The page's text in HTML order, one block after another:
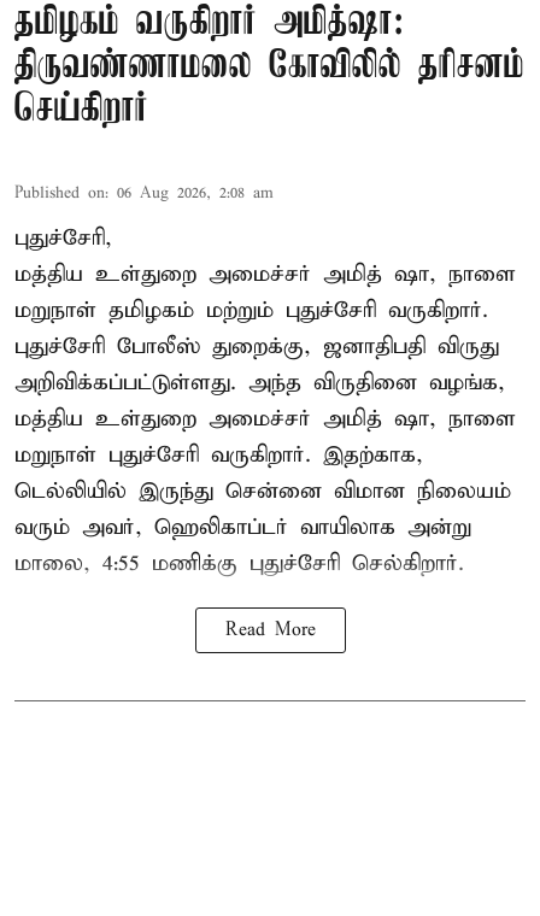
தமிழகம் வருகிறார் அமித்ஷா:
திருவண்ணாமலை கோவிலில் தரிசனம்
செய்கிறார்
Published on: 06 Aug 2026, 2:08 am
புதுச்சேரி,
மத்திய உள்துறை அமைச்சர் அமித் ஷா, நாளை
மறுநாள் தமிழகம் மற்றும் புதுச்சேரி வருகிறார்.
புதுச்சேரி போலீஸ் துறைக்கு, ஜனாதிபதி விருது
அறிவிக்கப்பட்டுள்ளது. அந்த விருதினை வழங்க,
மத்திய உள்துறை அமைச்சர் அமித் ஷா, நாளை
மறுநாள் புதுச்சேரி வருகிறார். இதற்காக,
டெல்லியில் இருந்து சென்னை விமான நிலையம்
வரும் அவர், ஹெலிகாப்டர் வாயிலாக அன்று
மாலை, 4:55 மணிக்கு புதுச்சேரி செல்கிறார்.
Read More